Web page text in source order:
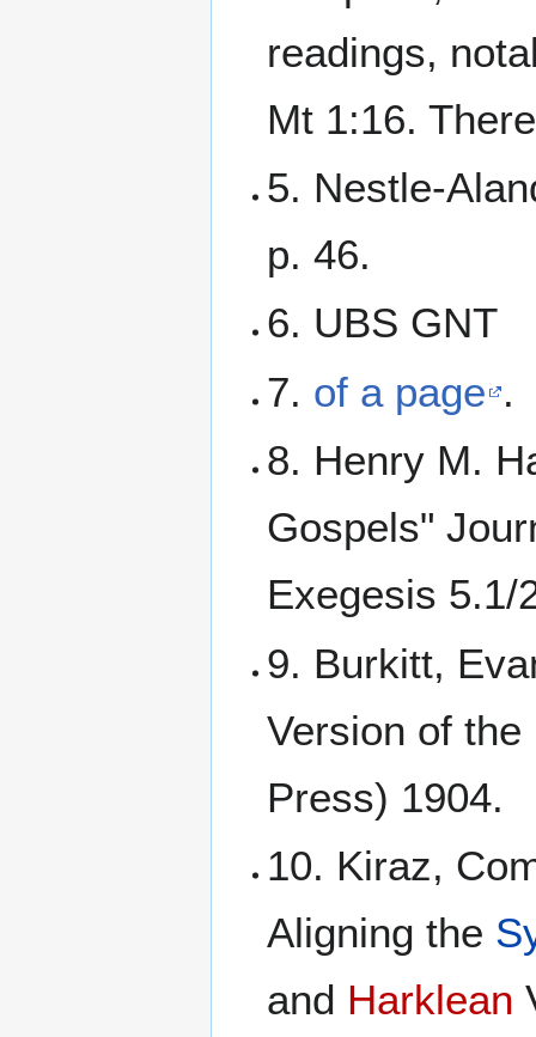
readings,
Mt 1:16.
5. Nestle-
p. 46.
6. UBS GNT
7. of a page .
8. Henry M.
Gospels"
Exegesis 5.1/
9. Burkitt,
Version of
Press) 1904.
10. Kiraz,
Aligning the
and Harklean